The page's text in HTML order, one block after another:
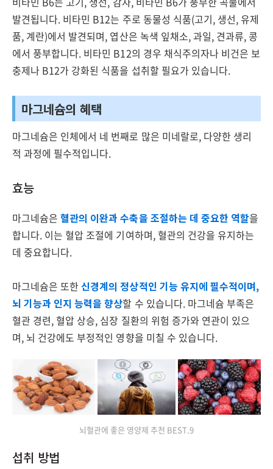
발견됩니다. 비타민 B12는 주로 동물성 식품(고기, 생선, 유제
품, 계란)에서 발견되며, 엽산은 녹색 잎채소, 과일, 견과류, 콩
에서 풍부합니다. 비타민 B12의 경우 채식주의자나 비건은 보
충제나 B12가 강화된 식품을 섭취할 필요가 있습니다.
마그네슘의 혜택
마그네슘은 인체에서 네 번째로 많은 미네랄로, 다양한 생리
적 과정에 필수적입니다.
효능
마그네슘은혈관의 이완과 수축을 조절하는 데 중요한 역할을
합니다. 이는 혈압 조절에 기여하며, 혈관의 건강을 유지하는
데 중요합니다.
마그네슘은 또한신경계의 정상적인 기능 유지에 필수적이며,
뇌 기능과 인지 능력을 향상할 수 있습니다. 마그네슘 부족은
혈관 경련, 혈압 상승, 심장 질환의 위험 증가와 연관이 있으
며, 뇌 건강에도 부정적인 영향을 미칠 수 있습니다.
뇌혈관에 좋은 영양제 추천 BEST.9
섭취 방법